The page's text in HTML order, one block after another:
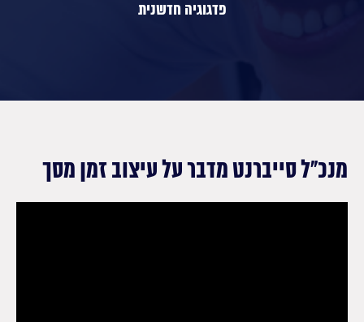
פדגוגיה חדשנית
מנכ”ל סייברנט מדבר על עיצוב זמן מסך